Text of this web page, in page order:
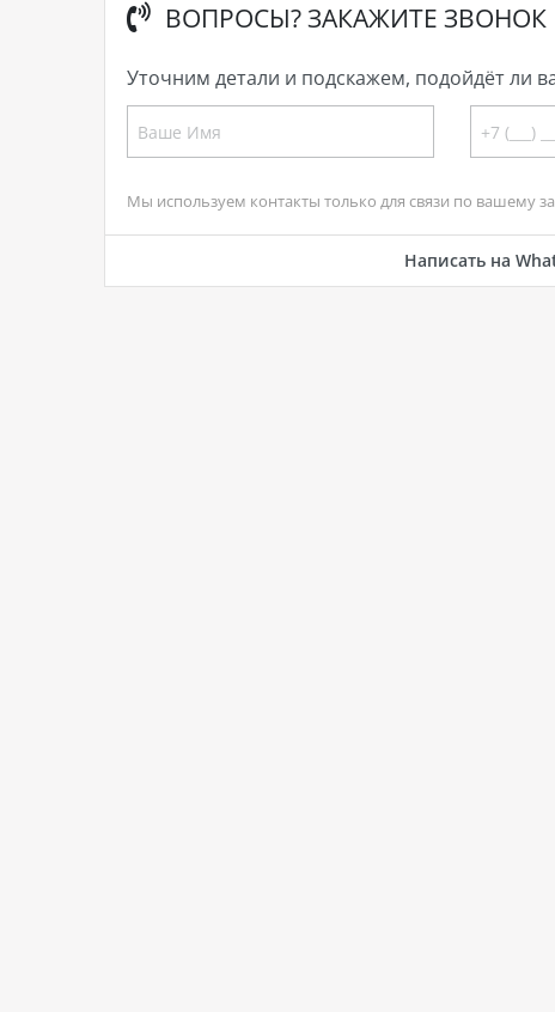
ВОПРОСЫ? ЗАКАЖИТЕ ЗВОНОК
Уточним детали и подскажем, подойдёт ли
Мы используем контакты только для связи по вашему
Написать на